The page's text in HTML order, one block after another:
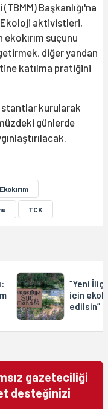
Başkanlığı'na
Ekoloji aktivistleri,
suçunu
diğer yandan
katılma pratiğini
stantlar kurularak
günlerde
Ekokırım
TCK
“Yeni
için
edilsin”
gazeteciliği
desteğinizi